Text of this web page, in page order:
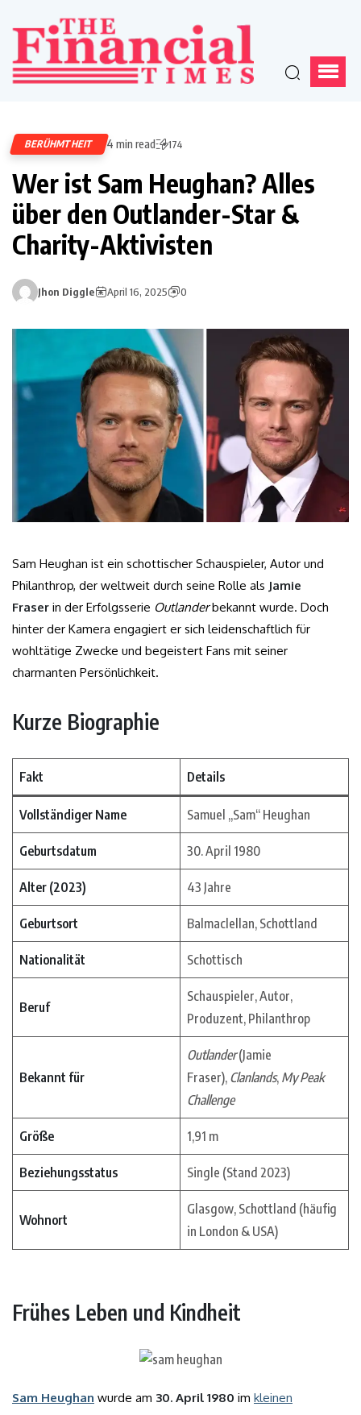
BERÜHMTHEIT 4 min read 174
Wer ist Sam Heughan? Alles
über den Outlander-Star &
Charity-Aktivisten
Jhon Diggle April 16, 2025 0
Sam Heughan ist ein schottischer Schauspieler, Autor und
Philanthrop, der weltweit durch seine Rolle als Jamie
Fraser in der Erfolgsserie Outlanderbekannt wurde. Doch
hinter der Kamera engagiert er sich leidenschaftlich für
wohltätige Zwecke und begeistert Fans mit seiner
charmanten Persönlichkeit.
Kurze Biographie
Fakt Details
Vollständiger Name Samuel „Sam“ Heughan
Geburtsdatum 30. April 1980
Alter (2023) 43 Jahre
Geburtsort Balmaclellan, Schottland
Nationalität Schottisch
Beruf
Schauspieler, Autor,
Produzent, Philanthrop
Bekannt für
Outlander(Jamie
Fraser), Clanlands, My Peak
Challenge
Größe 1,91 m
Beziehungsstatus Single (Stand 2023)
Wohnort
Glasgow, Schottland (häufig
in London & USA)
Frühes Leben und Kindheit
Sam Heughan wurde am 30. April 1980 im kleinen